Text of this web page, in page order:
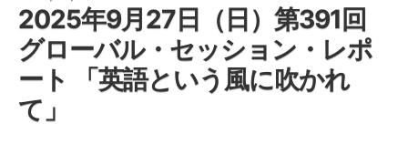
2025年9月27日（日）第391回
グローバル・セッション・レポ
ート 「英語という風に吹かれ
て」